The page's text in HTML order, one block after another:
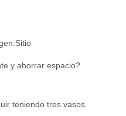
Sitio
y ahorrar espacio?
teniendo tres vasos.